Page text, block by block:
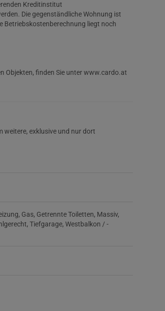
Kreditinstitut
Die gegenständliche Wohnung ist
Betriebskostenberechnung liegt noch
Objekten, finden Sie unter www.cardo.at
weitere, exklusive und nur dort
Gas Getrennte Toiletten Massiv
Tiefgarage Westbalkon / -